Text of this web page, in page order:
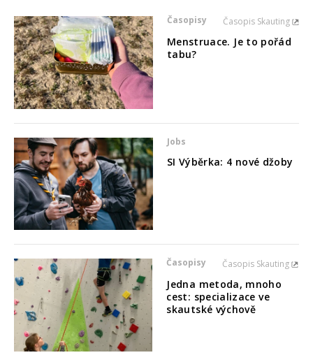
Časopisy Časopis Skauting
Menstruace. Je to pořád
tabu?
Jobs
SI Výběrka: 4 nové džoby
Časopisy Časopis Skauting
Jedna metoda, mnoho
cest: specializace ve
skautské výchově